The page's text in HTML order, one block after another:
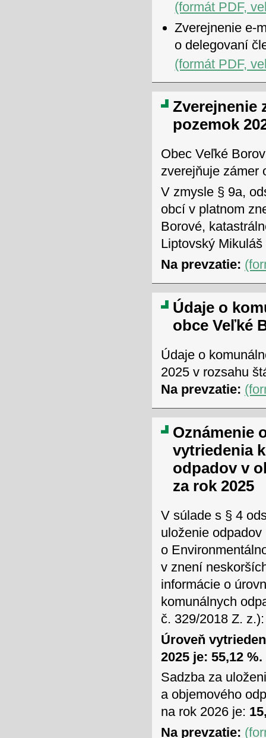
(formát PDF,
Zverejnenie e-
o delegovaní
(formát PDF,
Zverejnenie
pozemok
Obec Veľké
zverejňuje zámer
V zmysle § 9a,
obcí v platnom
Borové,
Liptovský
Na prevzatie:
Údaje o
obce Veľké
Údaje o
2025 v rozsahu
Na prevzatie:
Oznámenie
vytriedenia
odpadov v
za rok 2025
V súlade s § 4
uloženie
o
v znení
informácie o
komunálnych
č. 329/2018 Z. z.):
Úroveň
2025 je: 55,12 %.
Sadzba za
a objemového
na rok 2026 je:
Na prevzatie: